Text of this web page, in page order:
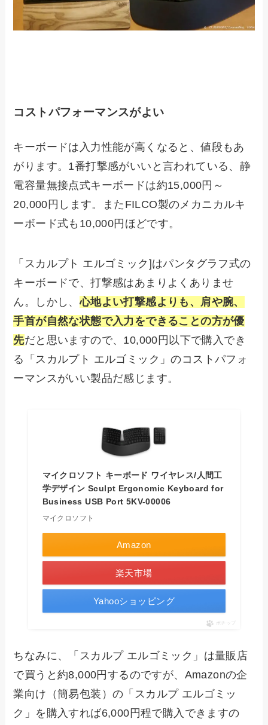
コストパフォーマンスがよい
キーボードは入力性能が高くなると、値段もあ
がります。1番打撃感がいいと言われている、静
電容量無接点式キーボードは約15,000円～
20,000円します。またFILCO製のメカニカルキ
ーボード式も10,000円ほどです。
「スカルプト エルゴミック]はパンタグラフ式の
キーボードで、打撃感はあまりよくありませ
ん。しかし、心地よい打撃感よりも、肩や腕、
手首が自然な状態で入力をできることの方が優
先だと思いますので、10,000円以下で購入でき
る「スカルプト エルゴミック」のコストパフォ
ーマンスがいい製品だ感じます。
マイクロソフト キーボード ワイヤレス/人間工
学デザイン Sculpt Ergonomic Keyboard for
Business USB Port 5KV-00006
マイクロソフト
Amazon
楽天市場
Yahooショッピング
ポチップ
ちなみに、「スカルプ エルゴミック」は量販店
で買うと約8,000円するのですが、Amazonの企
業向け（簡易包装）の「スカルプ エルゴミッ
ク」を購入すれば6,000円程で購入できますの